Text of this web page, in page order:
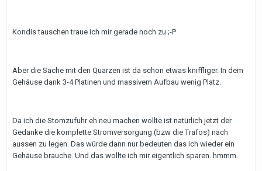
Kondis tauschen traue ich mir gerade noch zu ;-P
Aber die Sache mit den Quarzen ist da schon etwas kniffliger. In dem
Gehäuse dank 3-4 Platinen und massivem Aufbau wenig Platz.
Da ich die Stomzufuhr eh neu machen wollte ist natürlich jetzt der
Gedanke die komplette Stromversorgung (bzw die Trafos) nach
aussen zu legen. Das würde dann nur bedeuten das ich wieder ein
Gehäuse brauche. Und das wollte ich mir eigentlich sparen. hmmm.